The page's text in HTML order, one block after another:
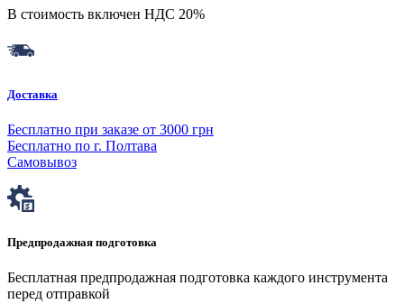
В стоимость включен НДС 20%
Доставка
Бесплатно при заказе от 3000 грн
Бесплатно по г. Полтава
Самовывоз
Предпродажная подготовка
Бесплатная предпродажная подготовка каждого инструмента
перед отправкой